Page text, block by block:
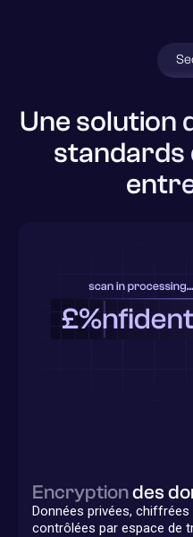
Une solution
standards
Encryptiondes
Données privées, chiffrées
contrôlées par espace de